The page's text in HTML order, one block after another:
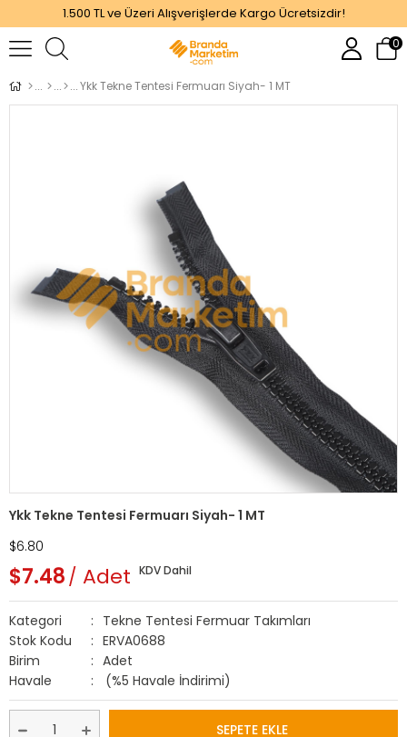
1.500 TL ve Üzeri Alışverişlerde Kargo Ücretsizdir!
0
Ykk Tekne Tentesi Fermuarı Siyah- 1 MT
Ykk Tekne Tentesi Fermuarı Siyah- 1 MT
$6.80
KDV Dahil
$7.48 Adet
Kategori
Tekne Tentesi Fermuar Takımları
Stok Kodu
ERVA0688
Birim
Adet
Havale
(%5 Havale İndirimi)